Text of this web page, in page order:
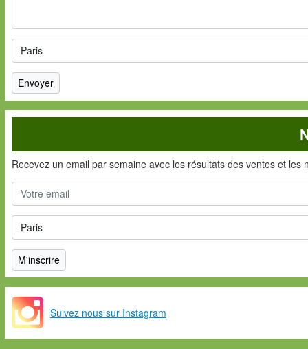
Recevez un email par semaine avec les résultats des ventes et
Suivez nous sur Instagram